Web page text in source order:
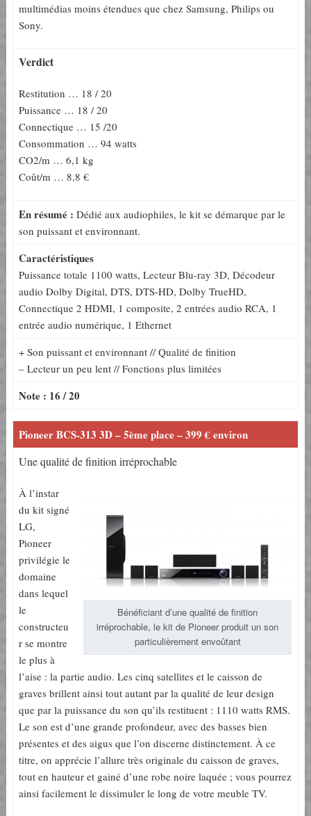
multimédias moins étendues que chez Samsung, Philips ou
Sony.
Verdict
Restitution … 18 / 20
Puissance … 18 / 20
Connectique … 15 /20
Consommation … 94 watts
CO2/m … 6,1 kg
Coût/m … 8,8 €
En résumé : Dédié aux audiophiles, le kit se démarque par le
son puissant et environnant.
Caractéristiques
Puissance totale 1100 watts, Lecteur Blu-ray 3D, Décodeur
audio Dolby Digital, DTS, DTS-HD, Dolby TrueHD,
Connectique 2 HDMI, 1 composite, 2 entrées audio RCA, 1
entrée audio numérique, 1 Ethernet
+ Son puissant et environnant // Qualité de finition
– Lecteur un peu lent // Fonctions plus limitées
Note : 16 / 20
Pioneer BCS-313 3D – 5ème place – 399 € environ
Une qualité de finition irréprochable
Bénéficiant d’une qualité de finition
irréprochable, le kit de Pioneer produit un son
particulièrement envoûtant
À l’instar
du kit signé
LG,
Pioneer
privilégie le
domaine
dans lequel
le
constructeu
r se montre
le plus à
l’aise : la partie audio. Les cinq satellites et le caisson de
graves brillent ainsi tout autant par la qualité de leur design
que par la puissance du son qu’ils restituent : 1110 watts RMS.
Le son est d’une grande profondeur, avec des basses bien
présentes et des aigus que l’on discerne distinctement. À ce
titre, on apprécie l’allure très originale du caisson de graves,
tout en hauteur et gainé d’une robe noire laquée ; vous pourrez
ainsi facilement le dissimuler le long de votre meuble TV.